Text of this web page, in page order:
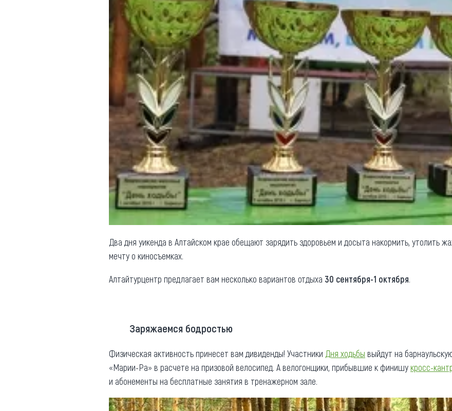
Два дня уикенда в Алтайском крае обещают зарядить здоровьем и досыта накормить, утолить
мечту о киносъемках.
Алтайтурцентр предлагает вам несколько вариантов отдыха 30 сентября-1 октября.
Заряжаемся бодростью
Физическая активность принесет вам дивиденды! Участники Дня ходьбы выйдут на
«Марии-Ра» в расчете на призовой велосипед. А велогонщики, прибывшие к финишукросс-
и абонементы на бесплатные занятия в тренажерном зале.